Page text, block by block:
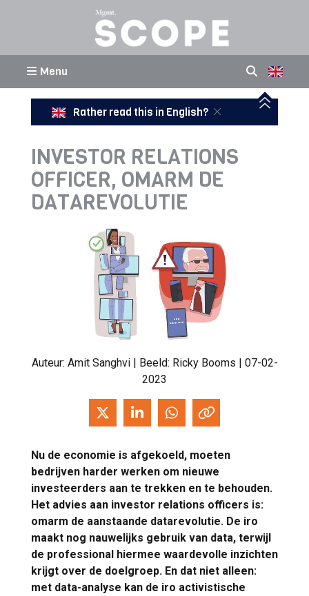
Menu
Rather read this in English?
INVESTOR RELATIONS
OFFICER, OMARM DE
DATAREVOLUTIE
Auteur: Amit Sanghvi| Beeld: Ricky Booms | 07-02-
2023
Nu de economie is afgekoeld, moeten
bedrijven harder werken om nieuwe
investeerders aan te trekken en te behouden.
Het advies aan investor relations officers is:
omarm de aanstaande datarevolutie. De iro
maakt nog nauwelijks gebruik van data, terwijl
de professional hiermee waardevolle inzichten
krijgt over de doelgroep. En dat niet alleen:
met data-analyse kan de iro activistische